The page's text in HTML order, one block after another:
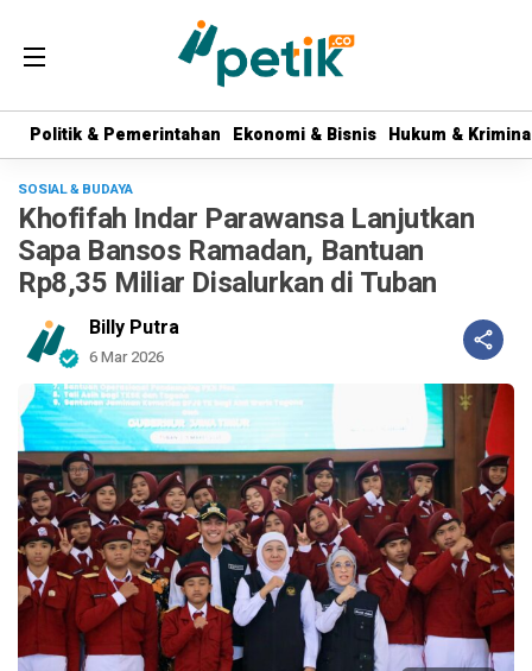
Politik & Pemerintahan Ekonomi & Bisnis Hukum &
Politik & Pemerintahan Ekonomi & Bisnis Hukum &
SOSIAL & BUDAYA
Khofifah Indar Parawansa Lanjutkan
Sapa Bansos Ramadan, Bantuan
Rp8,35 Miliar Disalurkan di Tuban
Billy Putra
6 Mar 2026